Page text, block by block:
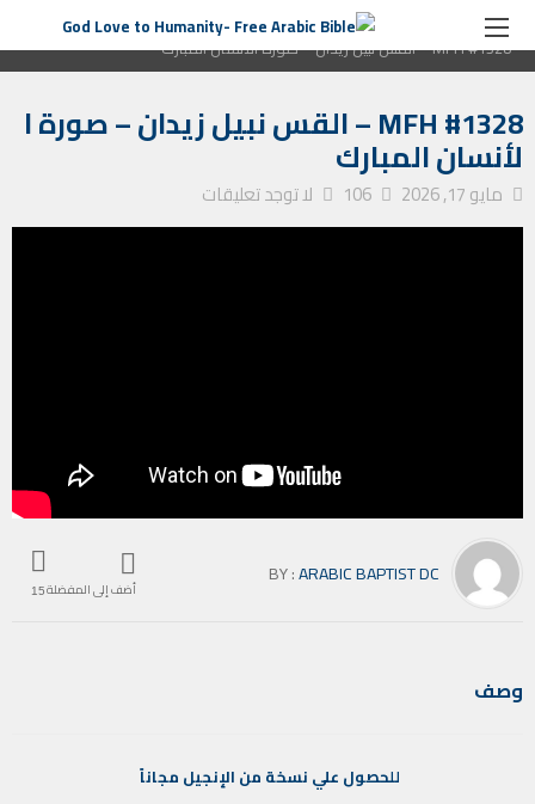
الصفحة الرئيسية
ترانيم كنيسة
MFH #1328 – القس نبيل زيدان – صورة الأنسان المبارك
MFH #1328 – القس نبيل زيدان – صورة ا
لأنسان المبارك
مايو 17, 2026 106 لا توجد تعليقات
أضف إلى المفضلة15
BY :ARABIC BAPTIST DC
وصف
للحصول علي نسخة من الإنجيل مجاناً